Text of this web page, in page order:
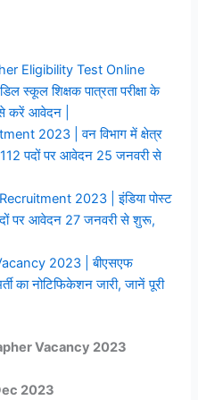
Eligibility Test Online
स्कूल शिक्षक पात्रता परीक्षा के
करें आवेदन |
2023 | वन विभाग में क्षेत्र
पदों पर आवेदन 25 जनवरी से
2023 | इंडिया पोस्ट
पर आवेदन 27 जनवरी से शुरू,
2023 | बीएसएफ
का नोटिफिकेशन जारी, जानें पूरी
Vacancy 2023
2023